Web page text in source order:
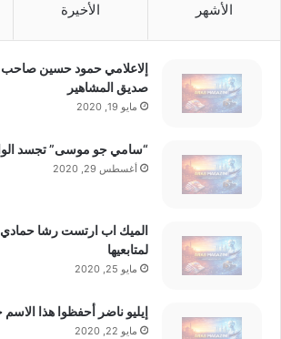
الأشهر الأخيرة
إلاعلامي حمود حسين صاحب
صديق المشاهير
مايو 19, 2020
“سامي جو موسى” تجسد
أغسطس 29, 2020
الميك اب ارتست رشا حمادي
لمتابعيها
مايو 25, 2020
إيليو ناضر أحفظوا هذا الاسم
مايو 22, 2020